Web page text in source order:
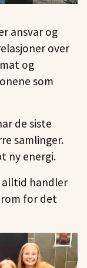
ansvar og
over
og
som
de siste
samlinger.
ny energi.
alltid handler
for det